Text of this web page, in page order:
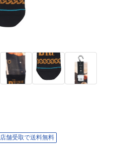
店舗受取で送料無料